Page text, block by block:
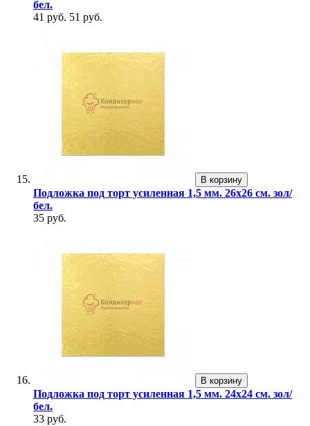
бел.
41 руб. 51 руб.
В корзину
Подложка под торт усиленная 1,5 мм. 26х26 см. зол/
бел.
35 руб.
В корзину
Подложка под торт усиленная 1,5 мм. 24х24 см. зол/
бел.
33 руб.